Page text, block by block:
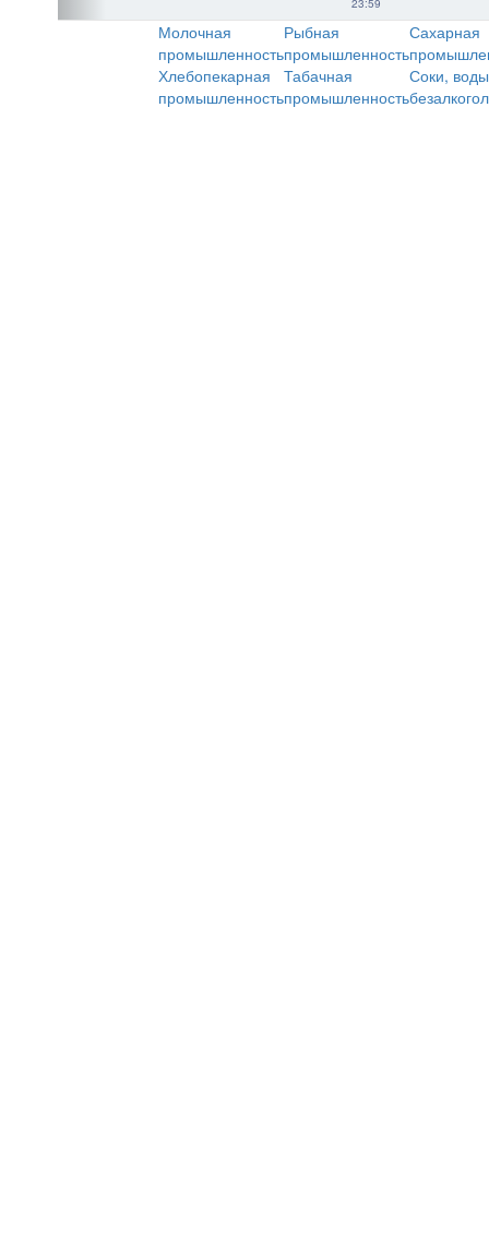
23:59
Молочная
промышленность
Рыбная
промышленность
Сахарная
Хлебопекарная
промышленность
Табачная
промышленность
Соки,